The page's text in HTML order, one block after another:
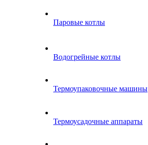
Паровые котлы
Водогрейные котлы
Термоупаковочные машины
Термоусадочные аппараты